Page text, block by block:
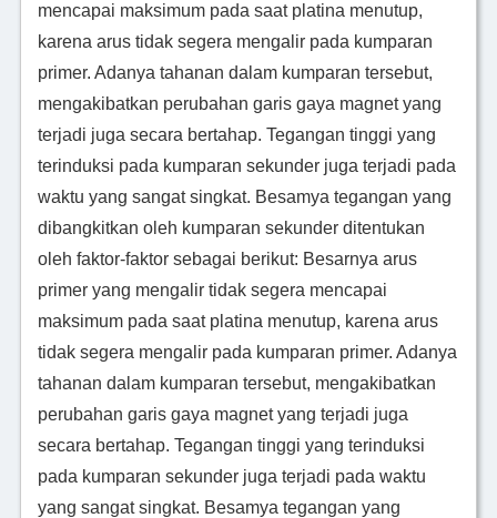
mencapai maksimum pada saat platina menutup,
karena arus tidak segera mengalir pada kumparan
primer. Adanya tahanan dalam kumparan tersebut,
mengakibatkan perubahan garis gaya magnet yang
terjadi juga secara bertahap. Tegangan tinggi yang
terinduksi pada kumparan sekunder juga terjadi pada
waktu yang sangat singkat. Besamya tegangan yang
dibangkitkan oleh kumparan sekunder ditentukan
oleh faktor-faktor sebagai berikut: Besarnya arus
primer yang mengalir tidak segera mencapai
maksimum pada saat platina menutup, karena arus
tidak segera mengalir pada kumparan primer. Adanya
tahanan dalam kumparan tersebut, mengakibatkan
perubahan garis gaya magnet yang terjadi juga
secara bertahap. Tegangan tinggi yang terinduksi
pada kumparan sekunder juga terjadi pada waktu
yang sangat singkat. Besamya tegangan yang